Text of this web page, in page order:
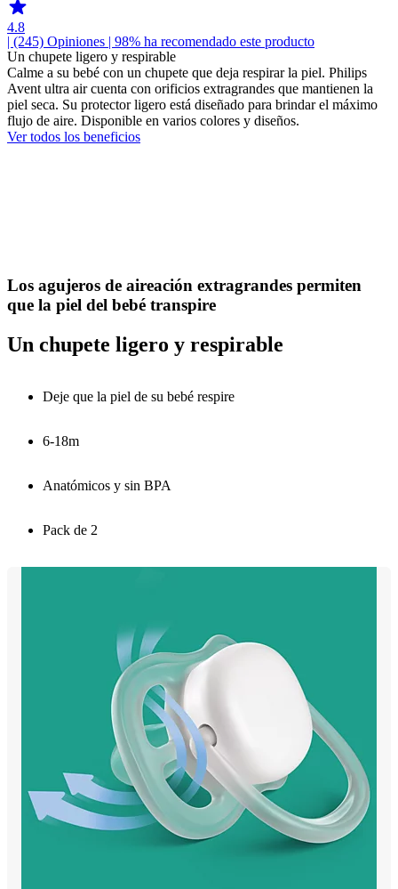
4.8
| (245) Opiniones | 98% ha recomendado este producto
Un chupete ligero y respirable
Calme a su bebé con un chupete que deja respirar la piel. Philips
Avent ultra air cuenta con orificios extragrandes que mantienen la
piel seca. Su protector ligero está diseñado para brindar el máximo
flujo de aire. Disponible en varios colores y diseños.
Ver todos los beneficios
Los agujeros de aireación extragrandes permiten
que la piel del bebé transpire
Un chupete ligero y respirable
Deje que la piel de su bebé respire
6-18m
Anatómicos y sin BPA
Pack de 2